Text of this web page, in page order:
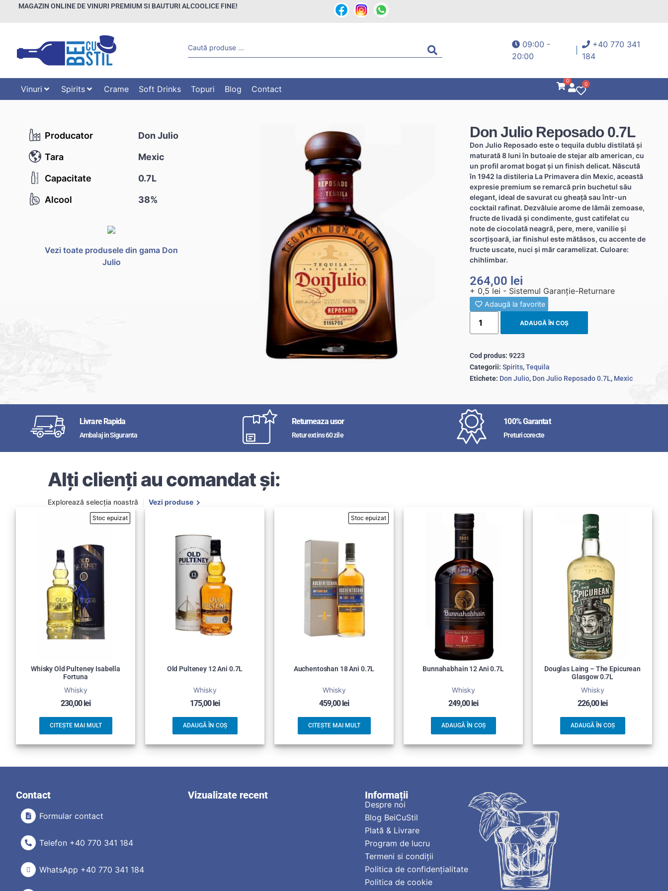
MAGAZIN ONLINE DE VINURI PREMIUM SI BAUTURI ALCOOLICE FINE!
09:00 -
20:00
+40 770 341
184
Vinuri Spirits Crame Soft Drinks Topuri Blog Contact
0
0
Producator Don Julio
Tara Mexic
Capacitate 0.7L
Alcool 38%
Vezi toate produsele din gama Don
Julio
Don Julio Reposado 0.7L
Don Julio Reposado este o tequila dublu distilată şi
maturată 8 luni în butoaie de stejar alb american, cu
un profil aromat bogat şi un finish delicat. Născută
în 1942 la distileria La Primavera din Mexic, această
expresie premium se remarcă prin buchetul său
elegant, ideal de savurat cu gheaţă sau într-un
cocktail rafinat. Dezvăluie arome de lămâi zemoase,
fructe de livadă şi condimente, gust catifelat cu
note de ciocolată neagră, pere, mere, vanilie şi
scorţişoară, iar finishul este mătăsos, cu accente de
fructe uscate, nuci şi măr caramelizat. Culoare:
chihlimbar.
264,00 lei
+ 0,5 lei - Sistemul Garanție-Returnare
Adaugă la favorite
ADAUGĂ ÎN COȘ
Cod produs:9223
Categorii: Spirits,Tequila
Etichete: Don Julio, Don Julio Reposado 0.7L, Mexic
Livrare Rapida
Ambalaj in Siguranta
Returneaza usor
Retur extins 60 zile
100% Garantat
Preturi corecte
Alți clienți au comandat și:
Explorează selecția noastră Vezi produse
Whisky Old Pulteney Isabella
Fortuna
Whisky
230,00 lei
CITEȘTE MAI MULT
Old Pulteney 12 Ani 0.7L
Whisky
175,00 lei
ADAUGĂ ÎN COȘ
Auchentoshan 18 Ani 0.7L
Whisky
459,00 lei
CITEȘTE MAI MULT
Bunnahabhain 12 Ani 0.7L
Whisky
249,00 lei
ADAUGĂ ÎN COȘ
Douglas Laing – The Epicurean
Glasgow 0.7L
Whisky
226,00 lei
ADAUGĂ ÎN COȘ
Contact
Formular contact
Telefon +40 770 341 184
WhatsApp +40 770 341 184
Vizualizate recent Informații
Despre noi
Blog BeiCuStil
Plată & Livrare
Program de lucru
Termeni si condiții
Politica de confidențialitate
Politica de cookie